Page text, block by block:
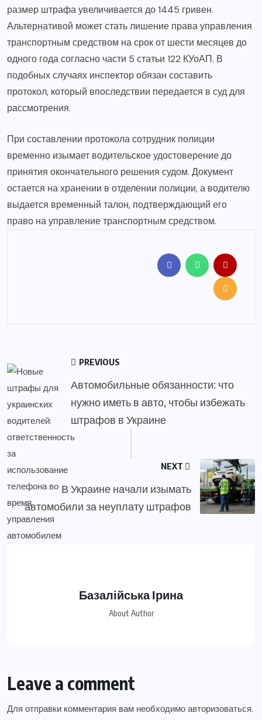
размер штрафа увеличивается до 1445 гривен.
Альтернативой может стать лишение права управления
транспортным средством на срок от шести месяцев до
одного года согласно части 5 статьи 122 КУоАП. В
подобных случаях инспектор обязан составить
протокол, который впоследствии передается в суд для
рассмотрения.
При составлении протокола сотрудник полиции
временно изымает водительское удостоверение до
принятия окончательного решения судом. Документ
остается на хранении в отделении полиции, а водителю
выдается временный талон, подтверждающий его
право на управление транспортным средством.
PREVIOUS
Автомобильные обязанности: что
нужно иметь в авто, чтобы избежать
штрафов в Украине
NEXT
В Украине начали изымать
автомобили за неуплату штрафов
Базалійська Ірина
About Author
Leave a comment
Для отправки комментария вам необходимо авторизоваться.